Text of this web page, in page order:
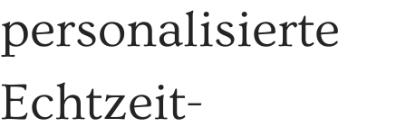
personalisierte
Echtzeit-